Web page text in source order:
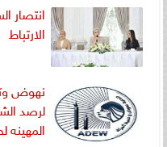
انتصار
الارتباط
نهوض
لرصد
المهينه